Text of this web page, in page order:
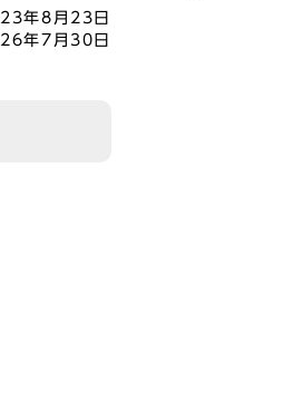
年8月23日
年7月30日